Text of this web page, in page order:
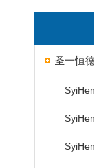
圣一恒